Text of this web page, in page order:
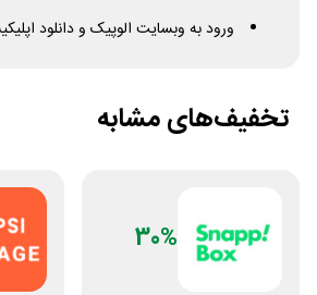
ورود به وبسایت الوپیک و دانلود
تخفیف‌های مشابه
30%